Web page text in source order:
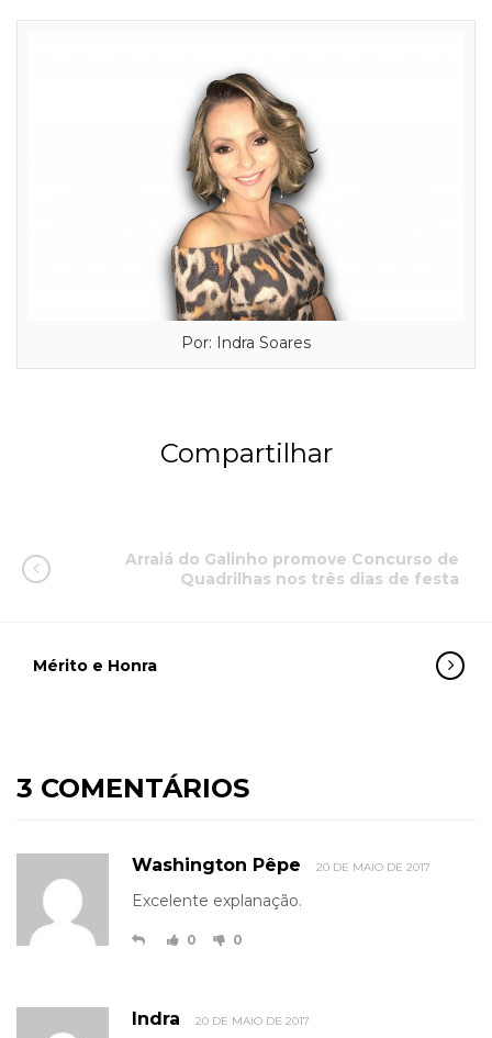
Por: Indra Soares
Compartilhar
Arraiá do Galinho promove Concurso de
Quadrilhas nos três dias de festa
Mérito e Honra
3 COMENTÁRIOS
Washington Pêpe 20 DE MAIO DE 2017
Excelente explanação.
0 0
Indra 20 DE MAIO DE 2017